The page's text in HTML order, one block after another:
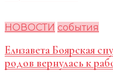
НОВОСТИ события
Елизавета Боярская
родов вернулась к